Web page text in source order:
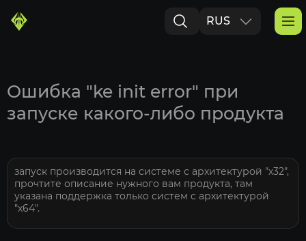
RUS
Ошибка "ke init error" при
запуске какого-либо продукта
запуск производится на системе с архитектурой "х32",
прочтите описание нужного вам продукта, там
указана поддержка только систем с архитектурой
"х64".